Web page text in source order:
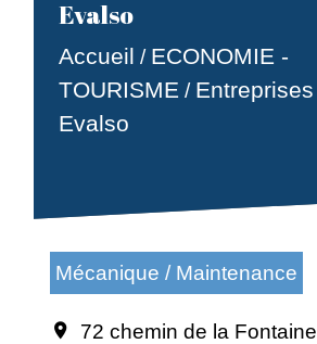
Evalso
Accueil / ECONOMIE -
TOURISME / Entreprises
Evalso
Mécanique / Maintenance
location_on
72 chemin de la Fontaine